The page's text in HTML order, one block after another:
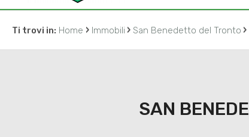
Ti trovi in: Home › Immobili › San Benedetto del Tronto ›
SAN